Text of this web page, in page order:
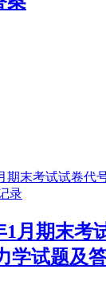
1月期末考
学试题及